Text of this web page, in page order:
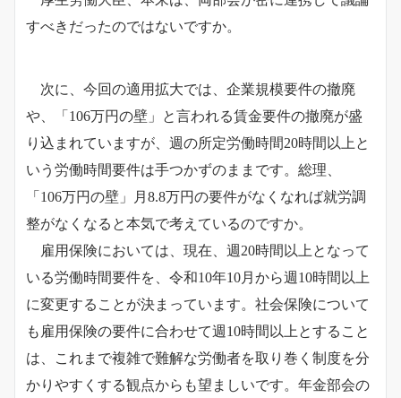
すべきだったのではないですか。
次に、今回の適用拡大では、企業規模要件の撤廃
や、「106万円の壁」と言われる賃金要件の撤廃が盛
り込まれていますが、週の所定労働時間20時間以上と
いう労働時間要件は手つかずのままです。総理、
「106万円の壁」月8.8万円の要件がなくなれば就労調
整がなくなると本気で考えているのですか。
雇用保険においては、現在、週20時間以上となって
いる労働時間要件を、令和10年10月から週10時間以上
に変更することが決まっています。社会保険について
も雇用保険の要件に合わせて週10時間以上とすること
は、これまで複雑で難解な労働者を取り巻く制度を分
かりやすくする観点からも望ましいです。年金部会の